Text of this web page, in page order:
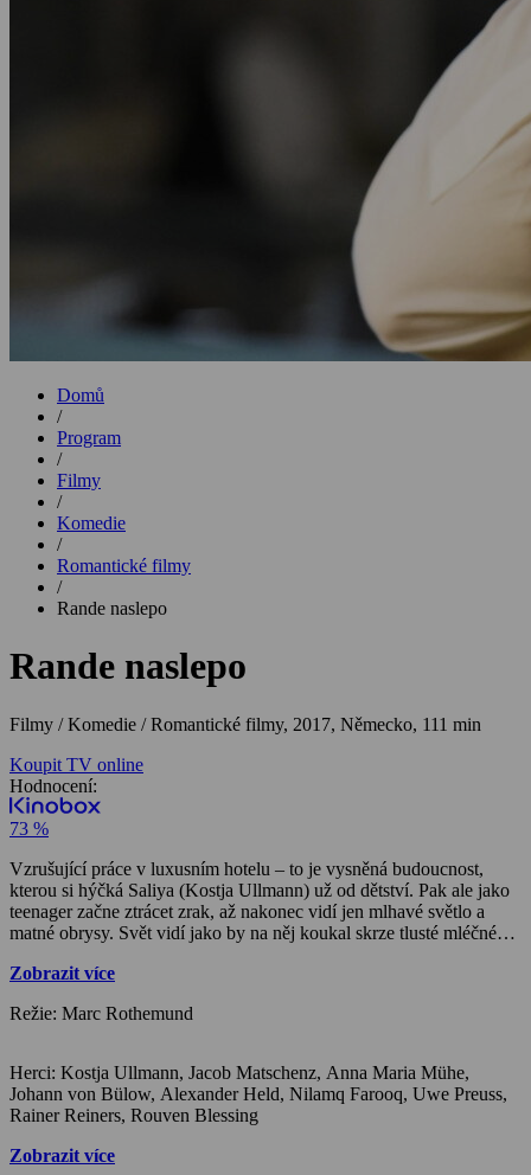
Domů
/
Program
/
Filmy
/
Komedie
/
Romantické filmy
/
Rande naslepo
Rande naslepo
Filmy / Komedie / Romantické filmy, 2017, Německo, 111 min
Koupit TV online
Hodnocení:
73 %
Vzrušující práce v luxusním hotelu – to je vysněná budoucnost,
kterou si hýčká Saliya (Kostja Ullmann) už od dětství. Pak ale jako
teenager začne ztrácet zrak, až nakonec vidí jen mlhavé světlo a
matné obrysy. Svět vidí jako by na něj koukal skrze tlusté mléčné
přes svůj handicap postupně získává větší sebevědomí, vrací se do
stáž do pětihvězdičkového hotelu. Díky důkladné přípravě,
vůbec nevidí.
Odhalí jej až jeho nový přítel a kolega Max (Jacob Matschenz),
který mu pak pomáhá, aby se vypořádal i s těmi nejobtížnějšími
situacemi a úkoly, které provoz velkého a špičkového hotelu přináší.
Saliya se po nocích učí nazpaměť všechny trasy, počty schodů,
Zobrazit více
Režie: Marc Rothemund
Herci: Kostja Ullmann, Jacob Matschenz, Anna Maria Mühe,
Johann von Bülow, Alexander Held, Nilamq Farooq, Uwe Preuss,
Rainer Reiners, Rouven Blessing
Zobrazit více